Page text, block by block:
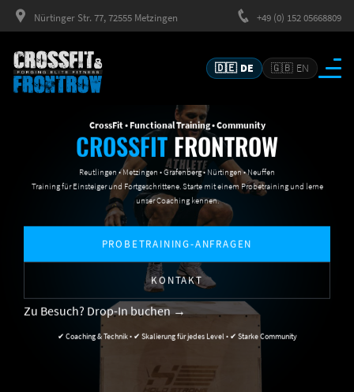
Nürtinger Str. 77, 72555 Metzingen +49 (0) 152 05668809
🇩🇪 DE 🇬🇧 EN
CrossFit • Functional Training • Community
CROSSFIT FRONTROW
Reutlingen • Metzingen • Grafenberg • Nürtingen • Neuffen
Training für Einsteiger und Fortgeschrittene. Starte mit einem Probetraining und lerne
unser Coaching kennen.
PROBETRAINING-ANFRAGEN
KONTAKT
Zu Besuch? Drop-In buchen →
✔ Coaching & Technik • ✔ Skalierung für jedes Level • ✔ Starke Community